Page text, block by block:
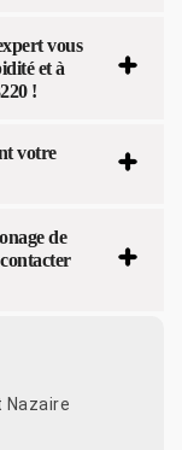
vous
et à
!
votre
de
Nazaire